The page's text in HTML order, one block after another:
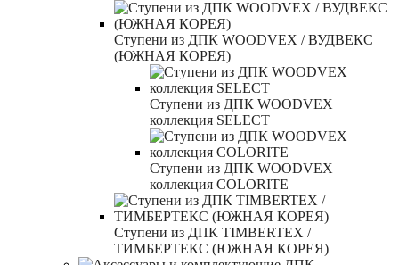
Ступени из ДПК WOODVEX / ВУДВЕКС
(ЮЖНАЯ КОРЕЯ)
Ступени из ДПК WOODVEX
коллекция SELECT
Ступени из ДПК WOODVEX
коллекция COLORITE
Ступени из ДПК TIMBERTEX /
ТИМБЕРТЕКС (ЮЖНАЯ КОРЕЯ)